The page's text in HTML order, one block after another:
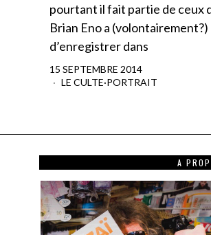
pourtant il fait partie de ceux
Brian Eno a
d’enregistrer dans
15 SEPTEMBRE 2014
LE CULTE·PORTRAIT
A